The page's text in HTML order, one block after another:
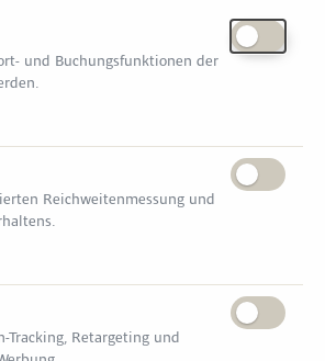
Berlin
600
MESSE
– 17:00 Uhr
– 17:00 Uhr
Erfurt
und Buchungsfunktionen der
Reichweitenmessung und
Tracking, Retargeting und